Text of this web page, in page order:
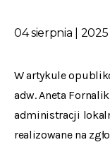
04 sierpnia | 2025
W artykule
adw. Aneta
administracji
realizowane na